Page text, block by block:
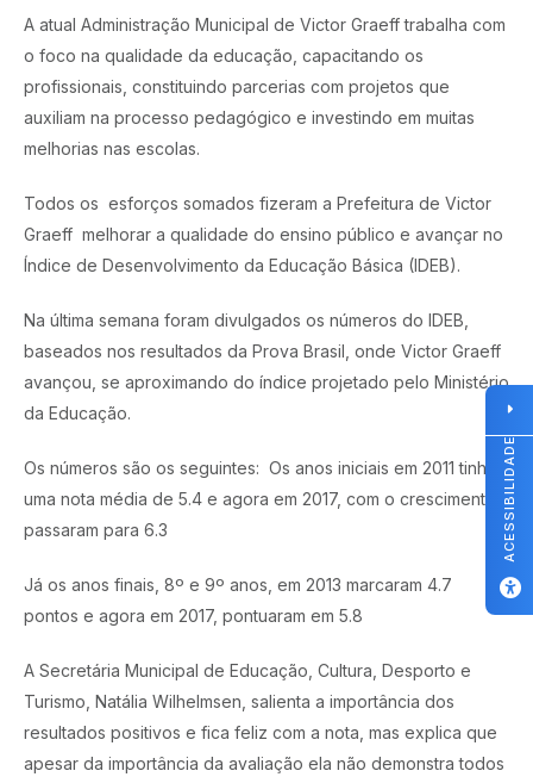
A atual Administração Municipal de Victor Graeff trabalha com
o foco na qualidade da educação, capacitando os
profissionais, constituindo parcerias com projetos que
auxiliam na processo pedagógico e investindo em muitas
melhorias nas escolas.
Todos os esforços somados fizeram a Prefeitura de Victor
Graeff melhorar a qualidade do ensino público e avançar no
Índice de Desenvolvimento da Educação Básica (IDEB).
Na última semana foram divulgados os números do IDEB,
baseados nos resultados da Prova Brasil, onde Victor Graeff
avançou, se aproximando do índice projetado pelo Ministério
da Educação.
Os números são os seguintes: Os anos iniciais em 2011 tinham
uma nota média de 5.4 e agora em 2017, com o crescimento,
passaram para 6.3
Já os anos finais, 8º e 9º anos, em 2013 marcaram 4.7
pontos e agora em 2017, pontuaram em 5.8
A Secretária Municipal de Educação, Cultura, Desporto e
Turismo, Natália Wilhelmsen, salienta a importância dos
resultados positivos e fica feliz com a nota, mas explica que
apesar da importância da avaliação ela não demonstra todos
ACESSIBILIDADE